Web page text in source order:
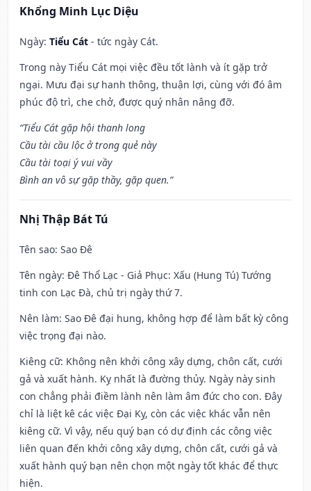
Khổng Minh Lục Diệu
Ngày: Tiểu Cát - tức ngày Cát.
Trong này Tiểu Cát mọi việc đều tốt lành và ít gặp trở
ngại. Mưu đại sự hanh thông, thuận lợi, cùng với đó âm
phúc độ trì, che chở, được quý nhân nâng đỡ.
“Tiểu Cát gặp hội thanh long
Cầu tài cầu lộc ở trong quẻ này
Cầu tài toại ý vui vầy
Bình an vô sự gặp thầy, gặp quen.”
Nhị Thập Bát Tú
Tên sao: Sao Đê
Tên ngày: Đê Thổ Lạc - Giả Phục: Xấu (Hung Tú) Tướng
tinh con Lạc Đà, chủ trị ngày thứ 7.
Nên làm: Sao Đê đại hung, không hợp để làm bất kỳ công
việc trọng đại nào.
Kiêng cữ: Không nên khởi công xây dựng, chôn cất, cưới
gả và xuất hành. Kỵ nhất là đường thủy. Ngày này sinh
con chẳng phải điềm lành nên làm âm đức cho con. Đây
chỉ là liệt kê các việc Đại Kỵ, còn các việc khác vẫn nên
kiêng cữ. Vì vậy, nếu quý bạn có dự định các công việc
liên quan đến khởi công xây dựng, chôn cất, cưới gả và
xuất hành quý bạn nên chọn một ngày tốt khác để thực
hiện.